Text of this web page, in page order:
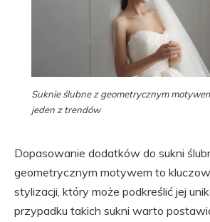
Suknie ślubne z geometrycznym
jeden z trendów
Dopasowanie dodatków do sukni
geometrycznym motywem to
stylizacji, który może podkreślić jej
przypadku takich sukni warto